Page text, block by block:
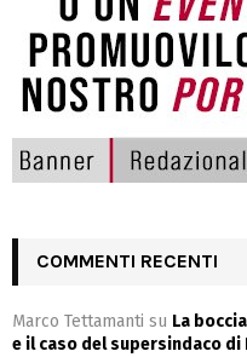
COMMENTI RECENTI
Marco Tettamanti su La
e il caso del supersindaco di